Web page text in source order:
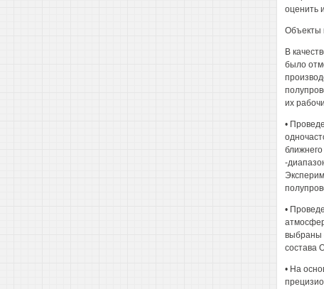
оценить
Объекты
В
было
их
•
-
•
выбраны
состава
• На